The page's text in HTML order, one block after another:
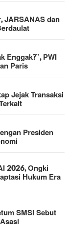
JARSANAS dan
Enggak?”, PWI
Paris
Jejak Transaksi
Presiden
2026, Ongki
Hukum Era
SMSI Sebut